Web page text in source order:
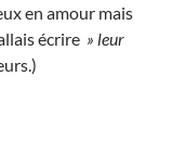
en amour mais
écrire » leur